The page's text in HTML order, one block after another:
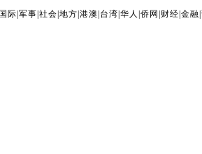
国际 |军事 |社会 |地方 |港澳 台湾 |华人 |侨网 财经 |金融 |